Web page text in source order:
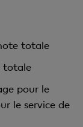
totale
totale
pour le
le service de